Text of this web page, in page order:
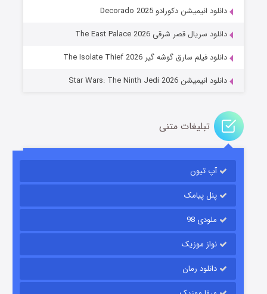
خاندان اژدها فصل ۳
قسمت۶ (زیرنویس) منتشر شد
دانلود انیمیشن دکورادو Decorado 2025
دانلود سریال قصر شرقی The East Palace 2026
دانلود فیلم سارق گوشه گیر The Isolate Thief 2026
دانلود انیمیشن Star Wars: The Ninth Jedi 2026
تبلیغات متنی
آپ تیون
پنل پیامک
ملودی 98
نواز موزیک
دانلود رمان